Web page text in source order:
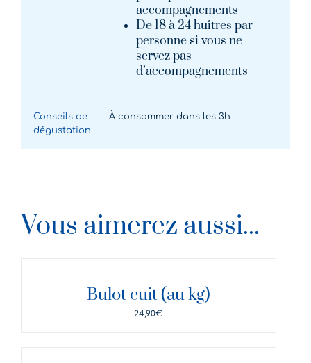
accompagnements
De 18 à 24 huîtres par
personne si vous ne
servez pas
d’accompagnements
Conseils de
dégustation
À consommer dans les 3h
Vous aimerez aussi...
Bulot cuit (au kg)
24,90€